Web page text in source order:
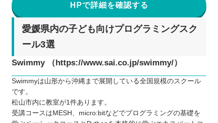
HPで詳細を確認する
愛媛県内の子ども向けプログラミングスク
ール3選
Swimmy （https://www.sai.co.jp/swimmy/）
Swimmyは山形から沖縄まで展開している全国規模のスクール
です。
松山市内に教室が1件あります。
受講コースはMESH、micro:bitなどでプログラミングの基礎を